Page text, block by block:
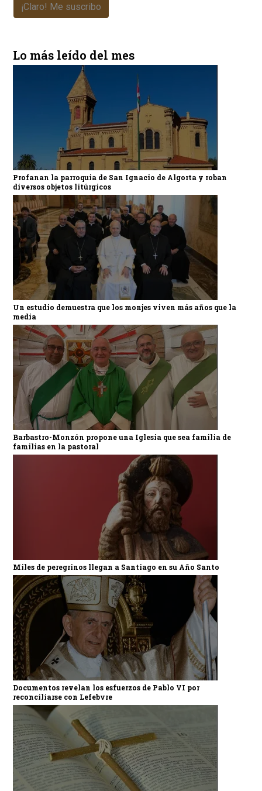
¡Claro! Me suscribo
Lo más leído del mes
Profanan la parroquia de San Ignacio de Algorta y roban
diversos objetos litúrgicos
Un estudio demuestra que los monjes viven más años que la
media
Barbastro-Monzón propone una Iglesia que sea familia de
familias en la pastoral
Miles de peregrinos llegan a Santiago en su Año Santo
Documentos revelan los esfuerzos de Pablo VI por
reconciliarse con Lefebvre